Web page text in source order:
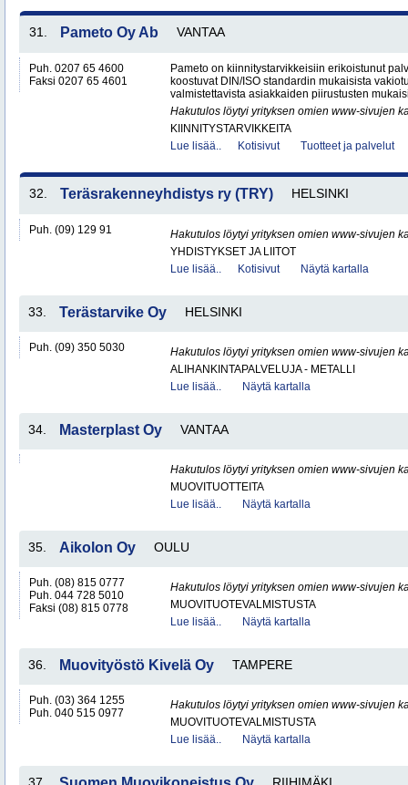
31. Pameto Oy Ab VANTAA
Puh. 0207 65 4600
Faksi 0207 65 4601
Pameto on kiinnitystarvikkeisiin erikoistunut
koostuvat DIN/ISO standardin mukaisista
valmistettavista asiakkaiden piirustusten
Hakutulos löytyi yrityksen omien www-sivujen
KIINNITYSTARVIKKEITA
Lue lisää..
Kotisivut Tuotteet ja palvelut
32. Teräsrakenneyhdistys ry (TRY) HELSINKI
Puh. (09) 129 91
Hakutulos löytyi yrityksen omien www-sivujen
YHDISTYKSET JA LIITOT
Lue lisää..
Kotisivut Näytä kartalla
33. Terästarvike Oy HELSINKI
Puh. (09) 350 5030
Hakutulos löytyi yrityksen omien www-sivujen
ALIHANKINTAPALVELUJA - METALLI
Lue lisää..
Näytä kartalla
34. Masterplast Oy VANTAA
Hakutulos löytyi yrityksen omien www-sivujen
MUOVITUOTTEITA
Lue lisää..
Näytä kartalla
35. Aikolon Oy OULU
Puh. (08) 815 0777
Puh. 044 728 5010
Faksi (08) 815 0778
Hakutulos löytyi yrityksen omien www-sivujen
MUOVITUOTEVALMISTUSTA
Lue lisää..
Näytä kartalla
36. Muovityöstö Kivelä Oy TAMPERE
Puh. (03) 364 1255
Puh. 040 515 0977
Hakutulos löytyi yrityksen omien www-sivujen
MUOVITUOTEVALMISTUSTA
Lue lisää..
Näytä kartalla